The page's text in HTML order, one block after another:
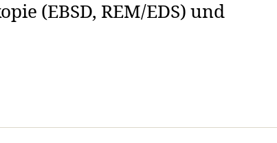
(EBSD, REM/EDS) und